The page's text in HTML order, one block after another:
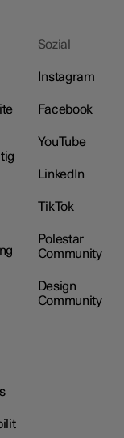
Sozial
Instagram
Facebook
YouTube
LinkedIn
TikTok
Polestar
Community
Design
Community